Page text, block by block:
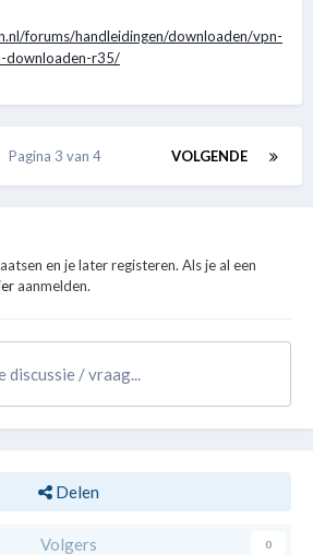
forums/handleidingen/downloaden/vpn-
downloaden-r35/
VOLGENDE
Pagina 3 van 4
en je later registeren. Als je al een
aanmelden.
discussie / vraag...
Delen
Volgers 0